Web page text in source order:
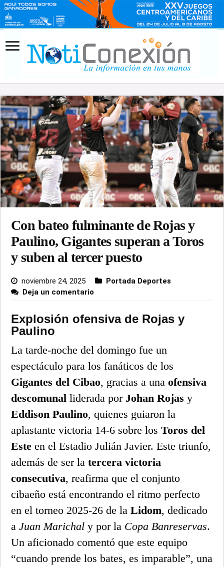
Con bateo fulminante de Rojas y
Paulino, Gigantes superan a Toros
y suben al tercer puesto
noviembre 24, 2025
Portada Deportes
Deja un comentario
Explosión ofensiva de Rojas y
Paulino
La tarde-noche del domingo fue un
espectáculo para los fanáticos de los
Gigantes del Cibao, gracias a unaofensiva
descomunal liderada por Johan Rojas y
Eddison Paulino, quienes guiaron la
aplastante victoria 14-6 sobre losToros del
Este en el Estadio Julián Javier. Este triunfo,
además de ser latercera victoria
consecutiva, reafirma que el conjunto
cibaeño está encontrando el ritmo perfecto
en el torneo 2025-26 de laLidom, dedicado
aJuan Marichal y por la Copa Banreservas.
Un aficionado comentó que este equipo
“cuando prende los bates, es imparable”, una